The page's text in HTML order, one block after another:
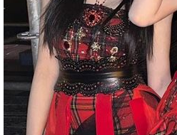
營養午餐「廚餘給弱勢吃」？
Amelie’s Bagel「野生藍莓貝
台灣彩券開獎直播中 20:31
LIVE三立+24小時直播 15:27